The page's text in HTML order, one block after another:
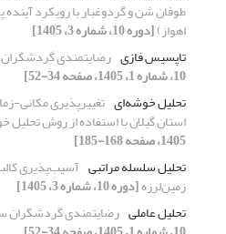
طوفان شن و گردوغبار با رویکرد
اهواز)[دوره 10، شماره 3، 1405]
تاپسیس فازی رضایتمندی
10، شماره 1، 1405، صفحه 34-52]
تحلیل خوشه‌ای تغییرپذیری مکانی-
استان گیلان با استفاده از روش
1405، صفحه 168-185]
تحلیل سلسله مراتبی آسیب‌پذیری
زمین‌لرزه[دوره 10، شماره 3، 1405]
تحلیل عاملی رضایتمندی گردشگران